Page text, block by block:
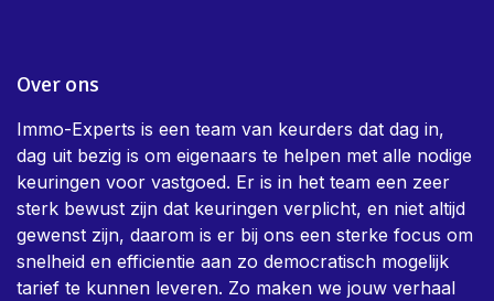
Over ons
Immo-Experts is een team van keurders dat dag in,
dag uit bezig is om eigenaars te helpen met alle nodige
keuringen voor vastgoed. Er is in het team een zeer
sterk bewust zijn dat keuringen verplicht, en niet altijd
gewenst zijn, daarom is er bij ons een sterke focus om
snelheid en efficientie aan zo democratisch mogelijk
tarief te kunnen leveren. Zo maken we jouw verhaal